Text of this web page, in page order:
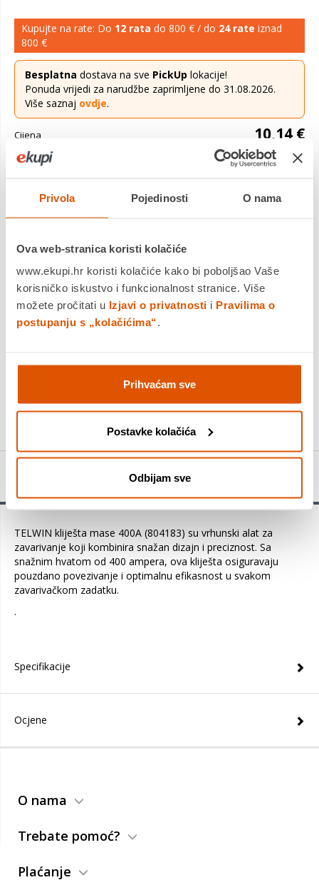
Privola Pojedinosti O nama
Ova web-stranica koristi kolačiće
www.ekupi.hr koristi kolačiće kako bi poboljšao Vaše
korisničko iskustvo i funkcionalnost stranice. Više
možete pročitati u Izjavi o privatnosti i Pravilima o
postupanju s „kolačićima“.
Prihvaćam sve
Postavke kolačića
Odbijam sve
Kupujte na rate: Do 12 rata do 800 € / do 24 rate iznad
800 €
Besplatna dostava na sve PickUp lokacije!
Ponuda vrijedi za narudžbe zaprimljene do 31.08.2026.
Više saznaj ovdje.
Cijena 10,14 €
snažnim hvatom od 400 ampera, ova kliješta osiguravaju
pouzdano pov...Saznaj više
Dostavljamo već od13.08.2026
Platite gotovinom pri preuzimanju, Internet bankarstvom, karticama
jednokratno i na rate
Povrat robe moguć unutar 14 dana
DODAJTE U KOŠARICU
KUPITE ODMAH
TELWIN kliješta mase 400A (804183) su vrhunski alat za
zavarivanje koji kombinira snažan dizajn i preciznost. Sa
snažnim hvatom od 400 ampera, ova kliješta osiguravaju
pouzdano povezivanje i optimalnu efikasnost u svakom
zavarivačkom zadatku.
.
Specifikacije
Ocjene
O nama
Trebate pomoć?
Plaćanje